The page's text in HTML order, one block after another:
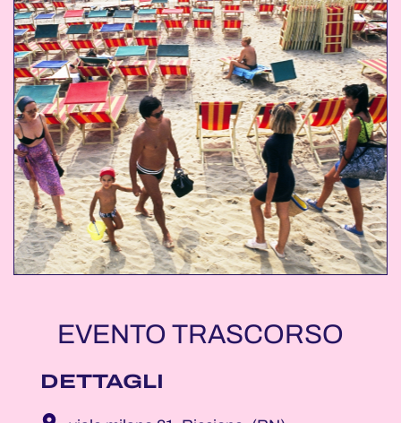
EVENTO TRASCORSO
DETTAGLI